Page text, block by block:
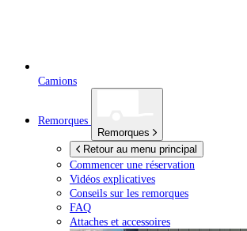
Camions
Remorques
Remorques
Retour au menu principal
Commencer une réservation
Vidéos explicatives
Conseils sur les remorques
FAQ
Attaches et accessoires